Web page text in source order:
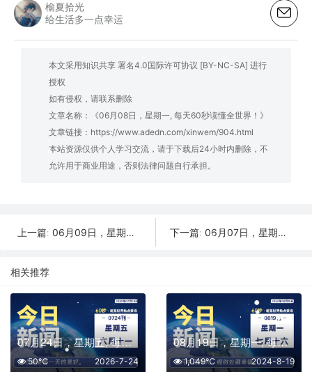
榆夏拾光
给生活多一点幸运
本文采用知识共享 署名4.0国际许可协议 [BY-NC-SA] 进行
授权
如有侵权，请联系删除
文章名称：《06月08日，星期一, 每天60秒读懂全世界！》
文章链接： https://www.adedn.com/xinwem/904.html
本站资源仅供个人学习交流，请于下载后24小时内删除，不
允许用于商业用途，否则法律问题自行承担。
上一篇: 06月09日，星期二, 每天60秒读懂全世界！ 下一篇: 06月07日，星期日, 每天60秒读懂全世界！
相关推荐
07月24日，星期五, 每天60秒读懂全世界！
2026-7-24
50℃
08月19日，星期一, 每天60秒读懂全世界！
2024-8-19
1,049℃